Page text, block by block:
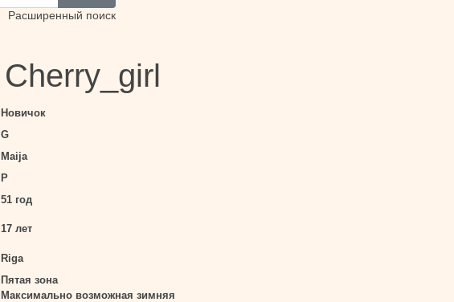
Расширенный поиск
Cherry_girl
Новичок
G
Maija
P
51 год
17 лет
Riga
Пятая зона
Максимально возможная зимняя